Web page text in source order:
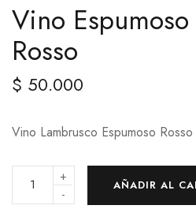
Vino
Rosso
$ 50.000
Vino Lambrusco Espumoso Rosso
+
-
AÑADIR AL